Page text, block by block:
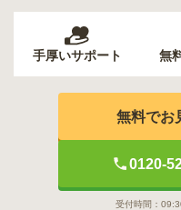
手厚いサポート 無
無料でお
0120-
受付時間：